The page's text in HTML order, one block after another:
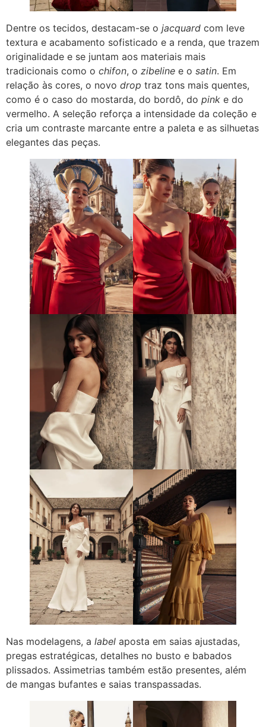
Dentre os tecidos, destacam-se o jacquard com leve
textura e acabamento sofisticado e a renda, que trazem
originalidade e se juntam aos materiais mais
tradicionais como o chifon, o zibeline e o satin. Em
relação às cores, o novo drop traz tons mais quentes,
como é o caso do mostarda, do bordô, do pink e do
vermelho. A seleção reforça a intensidade da coleção e
cria um contraste marcante entre a paleta e as silhuetas
elegantes das peças.
Nas modelagens, a label aposta em saias ajustadas,
pregas estratégicas, detalhes no busto e babados
plissados. Assimetrias também estão presentes, além
de mangas bufantes e saias transpassadas.